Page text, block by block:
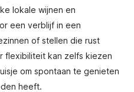
lokale wijnen en
een verblijf in een
of stellen die rust
flexibiliteit kan zelfs kiezen
om spontaan te genieten
heeft.